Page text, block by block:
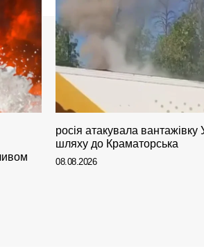
росія атакувала
шляху до Краматорська
08.08.2026